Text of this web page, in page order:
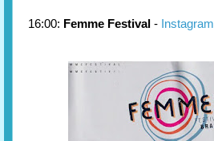
16:00: Femme Festival - Instagram